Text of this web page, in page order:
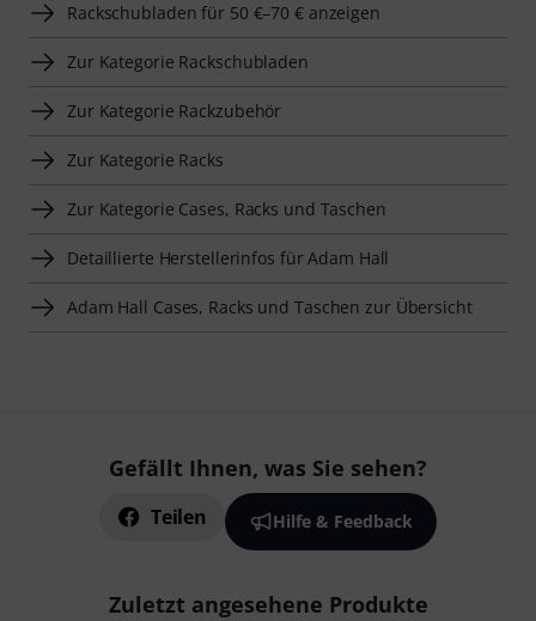
Rackschubladen für 50 €–70 € anzeigen
Zur Kategorie Rackschubladen
Zur Kategorie Rackzubehör
Zur Kategorie Racks
Zur Kategorie Cases, Racks und Taschen
Detaillierte Herstellerinfos für Adam Hall
Adam Hall Cases, Racks und Taschen zur Übersicht
Gefällt Ihnen, was Sie sehen?
Teilen Hilfe & Feedback
Zuletzt angesehene Produkte